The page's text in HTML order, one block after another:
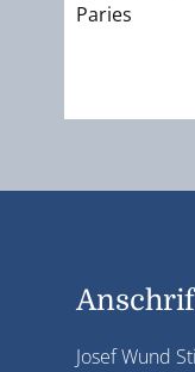
Paries
Josef Wund